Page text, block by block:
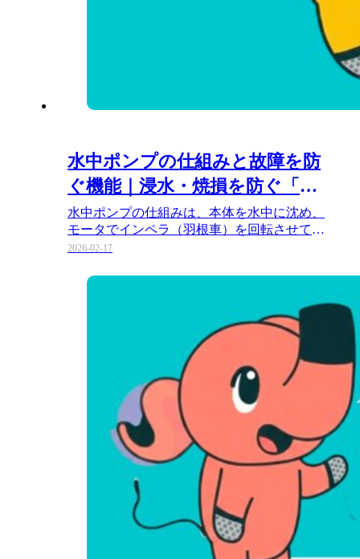
水中ポンプの仕組みと故障を防
ぐ機能｜浸水・焼損を防ぐ「鉄
壁の構造」を徹底解剖
水中ポンプの仕組みは、本体を水中に沈め、
モータでインペラ（羽根車）を回転させて遠
心力で水を外へ押し出す構造です…
2026-02-17